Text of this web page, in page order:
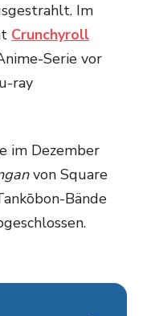
Im
Crunchyroll
Serie vor
ray
von Square
Bände